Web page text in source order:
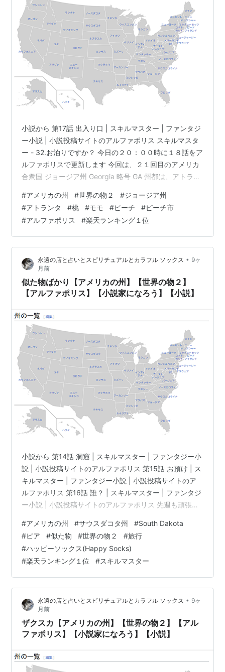
小説から 第17話 出入り口 | スキルマスター | ファンタジ
ー小説 | 小説投稿サイトのアルファポリス スキルマスタ
ー - 32.お泊りですか？ 今日の２０：００時に１８話をア
ルファポリスで更新します 今回は、２１回目のアメリカ
合衆国 ジョージア州 Georgia 略号 GA 州都は、アトラン
り。 コカ・コーラやCNN、アフラックの本社などがある
ことでも知られている。 ジョージア植民地の設立勅許を
ジェームス・オグルソープに与えたイギリス国王ジョー
ジ2世に由来する[5]。 2022年の一人当たり所得は57,129
米ドルと合衆国…
#アメリカの州 #世界の物２ #ジョージア州
#アトランタ #桃 #モモ #ピーチ #ピーチ市
#アルファポリス #楽天ランキング１位
永遠の店と占いとスピリチュアルとカラフル ソックス • 9ヶ
月前
似た物ばかり【アメリカの州】【世界の物２】
【アルファポリス】【小説家になろう】【小説】
小説から 第14話 洞窟 | スキルマスター | ファンタジー小
説 | 小説投稿サイトのアルファポリス 第15話 お預け | ス
キルマスター | ファンタジー小説 | 小説投稿サイトのア
ルファポリス 第16話 誰？ | スキルマスター | ファンタジ
ー小説 | 小説投稿サイトのアルファポリス 先週も頑張っ
South Dakota 略号 SD 州都は、ピア Pierre です。 地図
の位置は北寄りになります。 wikiより。 州の中央にはミ
ズーリ川が南北に流れているので、その東側と西側には
地理的にも社会的にもはっきりとした特徴の違いがあ
り、州…
#アメリカの州 #サウスダコタ州 #South Dakota
#ピア #似た物 #世界の物２ #旅行
#ハッピーソックス(Happy Socks)
#楽天ランキング１位 #スキルマスター
永遠の店と占いとスピリチュアルとカラフル ソックス • 9ヶ
月前
ザクスカ【アメリカの州】【世界の物２】【アル
ファポリス】【小説家になろう】【小説】